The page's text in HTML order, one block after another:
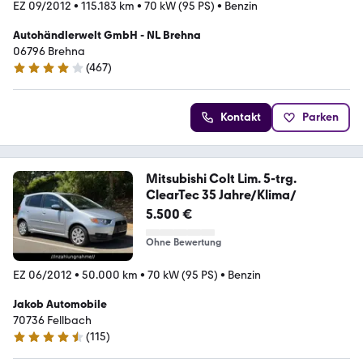
EZ 09/2012 • 115.183 km • 70 kW (95 PS) • Benzin
Autohändlerwelt GmbH - NL Brehna
06796 Brehna
4 Sterne
(467)
Kontakt Parken
Mitsubishi Colt Lim. 5-trg.
ClearTec 35 Jahre/Klima/
5.500 €
Ohne Bewertung
EZ 06/2012 • 50.000 km • 70 kW (95 PS) • Benzin
Jakob Automobile
70736 Fellbach
4.6 Sterne
(115)